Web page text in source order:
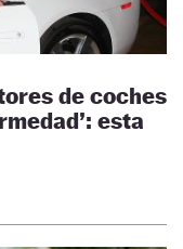
de coches
esta